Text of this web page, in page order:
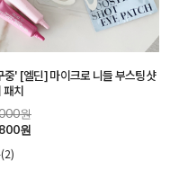
중' [엘딘] 마이크로 니들 부스팅샷
패치
원
원